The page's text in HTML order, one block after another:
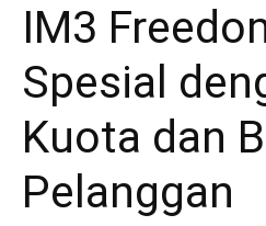
IM3
Spesial
Kuota dan
Pelanggan